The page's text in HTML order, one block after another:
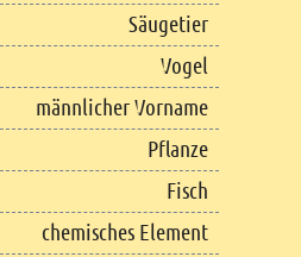
Säugetier
Vogel
männlicher Vorname
Pflanze
Fisch
chemisches Element